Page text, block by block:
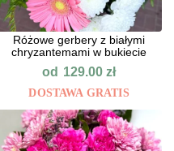
Różowe gerbery z białymi
chryzantemami w bukiecie
od 129.00zł
DOSTAWA GRATIS